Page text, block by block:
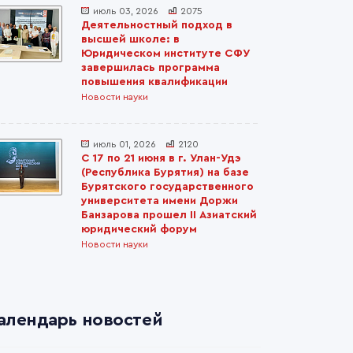
июль 03, 2026 2075
Деятельностный подход в
высшей школе: в
Юридическом институте СФУ
завершилась программа
повышения квалификации
Новости науки
июль 01, 2026 2120
С 17 по 21 июня в г. Улан-Удэ
(Республика Бурятия) на базе
Бурятского государственного
университета имени Доржи
Банзарова прошел II Азиатский
юридический форум
Новости науки
новостей